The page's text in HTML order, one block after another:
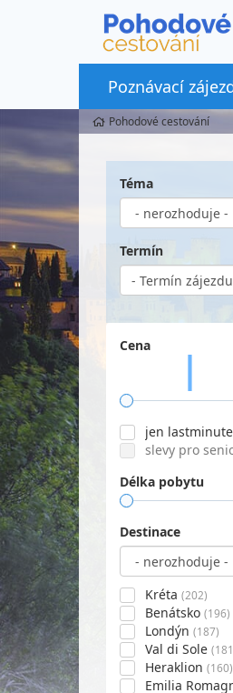
Poznávací
Pohodové cestování
Téma
Termín
Cena
jen
slevy pro
Délka pobytu
Destinace
Kréta (202)
Benátsko (196)
Londýn (187)
Val di Sole
Heraklion (160)
Emilia